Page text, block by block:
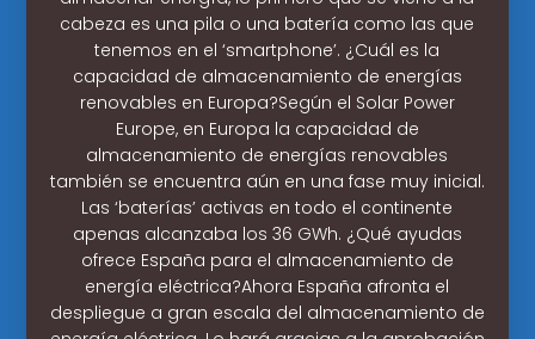
cabeza es una pila o una batería como las que
tenemos en el ‘smartphone’. ¿Cuál es la
capacidad de almacenamiento de energías
renovables en Europa?Según el Solar Power
Europe, en Europa la capacidad de
almacenamiento de energías renovables
también se encuentra aún en una fase muy inicial.
Las ‘baterías’ activas en todo el continente
apenas alcanzaba los 36 GWh. ¿Qué ayudas
ofrece España para el almacenamiento de
energía eléctrica?Ahora España afronta el
despliegue a gran escala del almacenamiento de